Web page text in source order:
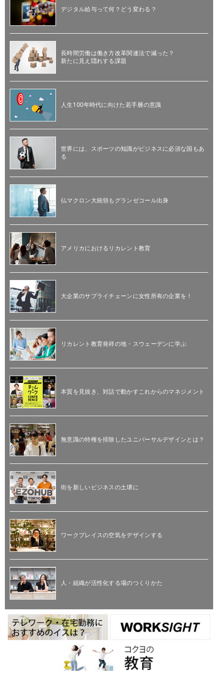
デジタル給与って何？どう変わる？
長時間労働は働き方改革関連法で減った？
新たに見え隠れする課題
人生100年時代に向けた若手層の意識
世界には、スポーツの知識がビジネスに必須な国もあ
る
仏マクロン大統領もグランゼコール出身
アメリカにおけるリカレント教育
大企業のサプライチェーンに女性所有の企業を！
リカレント教育発祥の地・スウェーデンに学ぶ
本質を見抜き、対話で動かすこれからのマネジメント
無意識の特権を排除したユニバーサルデザインとは？
街を新しいビジネスの土壌に
ワークプレイスの空気をデザインする
人・組織が活性化する場のつくりかた